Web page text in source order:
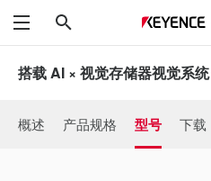
菜单
搭载 AI × 视觉存储器视觉系统
概述 产品规格 型号 下载